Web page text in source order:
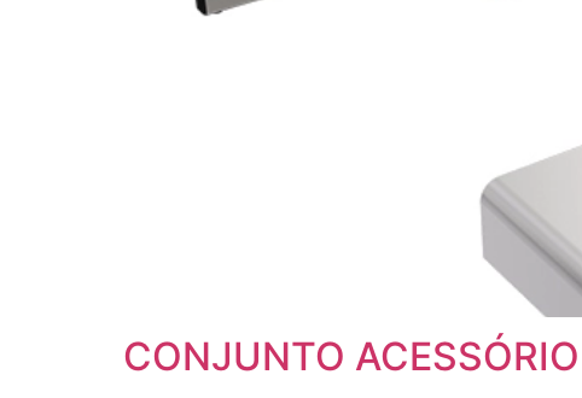
CONJUNTO